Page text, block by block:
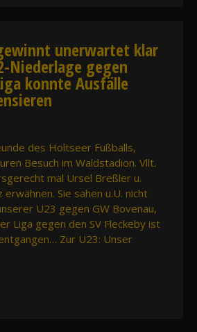
unerwartet klar
Niederlage gegen
konnte Ausfälle
des Holtseer Fußballs,
Besuch im Waldstadion. Vllt.
mal Ursel Breßler u.
erwähnen. Sie sahen u.U. nicht
U23 gegen GW Bovenau,
Liga gegen den SV Fleckeby ist
Zur U23: Unser